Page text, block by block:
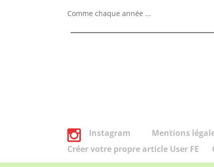
Comme chaque année ...
Instagram Mentions
Créer votre propre article User FE